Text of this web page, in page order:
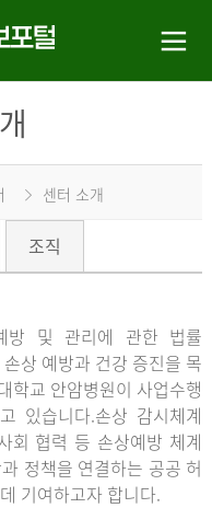
센터 소개
조직
방 및 관리에 관한 법률
상 예방과 건강 증진을 목
학교 안암병원이 사업수행
있습니다.손상 감시체계
회 협력 등 손상예방 체계
정책을 연결하는 공공 허
기여하고자 합니다.